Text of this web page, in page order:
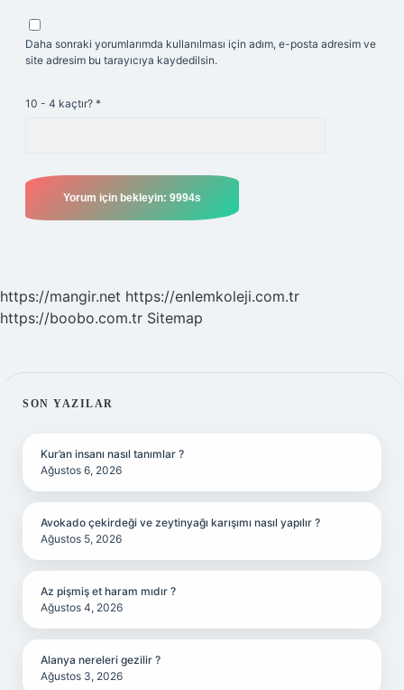
Daha sonraki yorumlarımda kullanılması için adım, e-posta adresim ve
site adresim bu tarayıcıya kaydedilsin.
10 - 4 kaçtır? *
https://mangir.net https://enlemkoleji.com.tr
https://boobo.com.tr Sitemap
SIDEBAR
SON YAZILAR
Kur’an insanı nasıl tanımlar ?
Ağustos 6, 2026
Avokado çekirdeği ve zeytinyağı karışımı nasıl yapılır ?
Ağustos 5, 2026
Az pişmiş et haram mıdır ?
Ağustos 4, 2026
Alanya nereleri gezilir ?
Ağustos 3, 2026